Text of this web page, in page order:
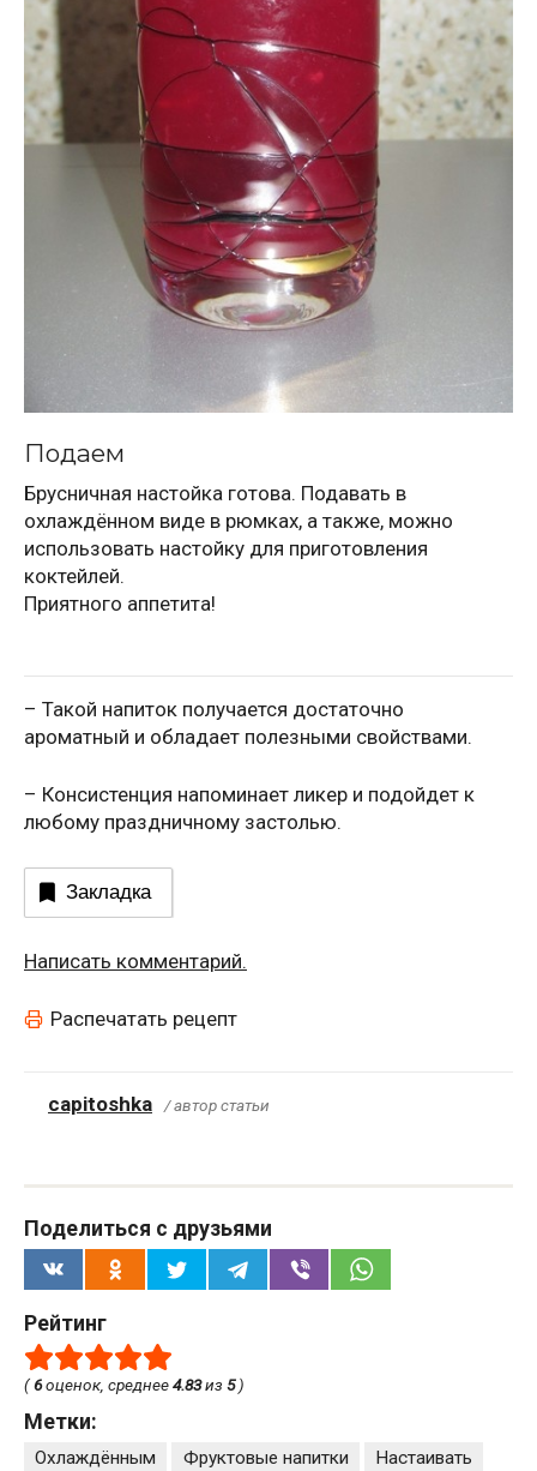
Подаем
Брусничная настойка готова. Подавать в
охлаждённом виде в рюмках, а также, можно
использовать настойку для приготовления
коктейлей.
Приятного аппетита!
– Такой напиток получается достаточно
ароматный и обладает полезными свойствами.
– Консистенция напоминает ликер и подойдет к
любому праздничному застолью.
Закладка
Написать комментарий.
Распечатать рецепт
capitoshka / автор статьи
Поделиться с друзьями
Рейтинг
(6оценок, среднее4.83из 5)
Метки:
Охлаждённым Фруктовые напитки
Настаивать